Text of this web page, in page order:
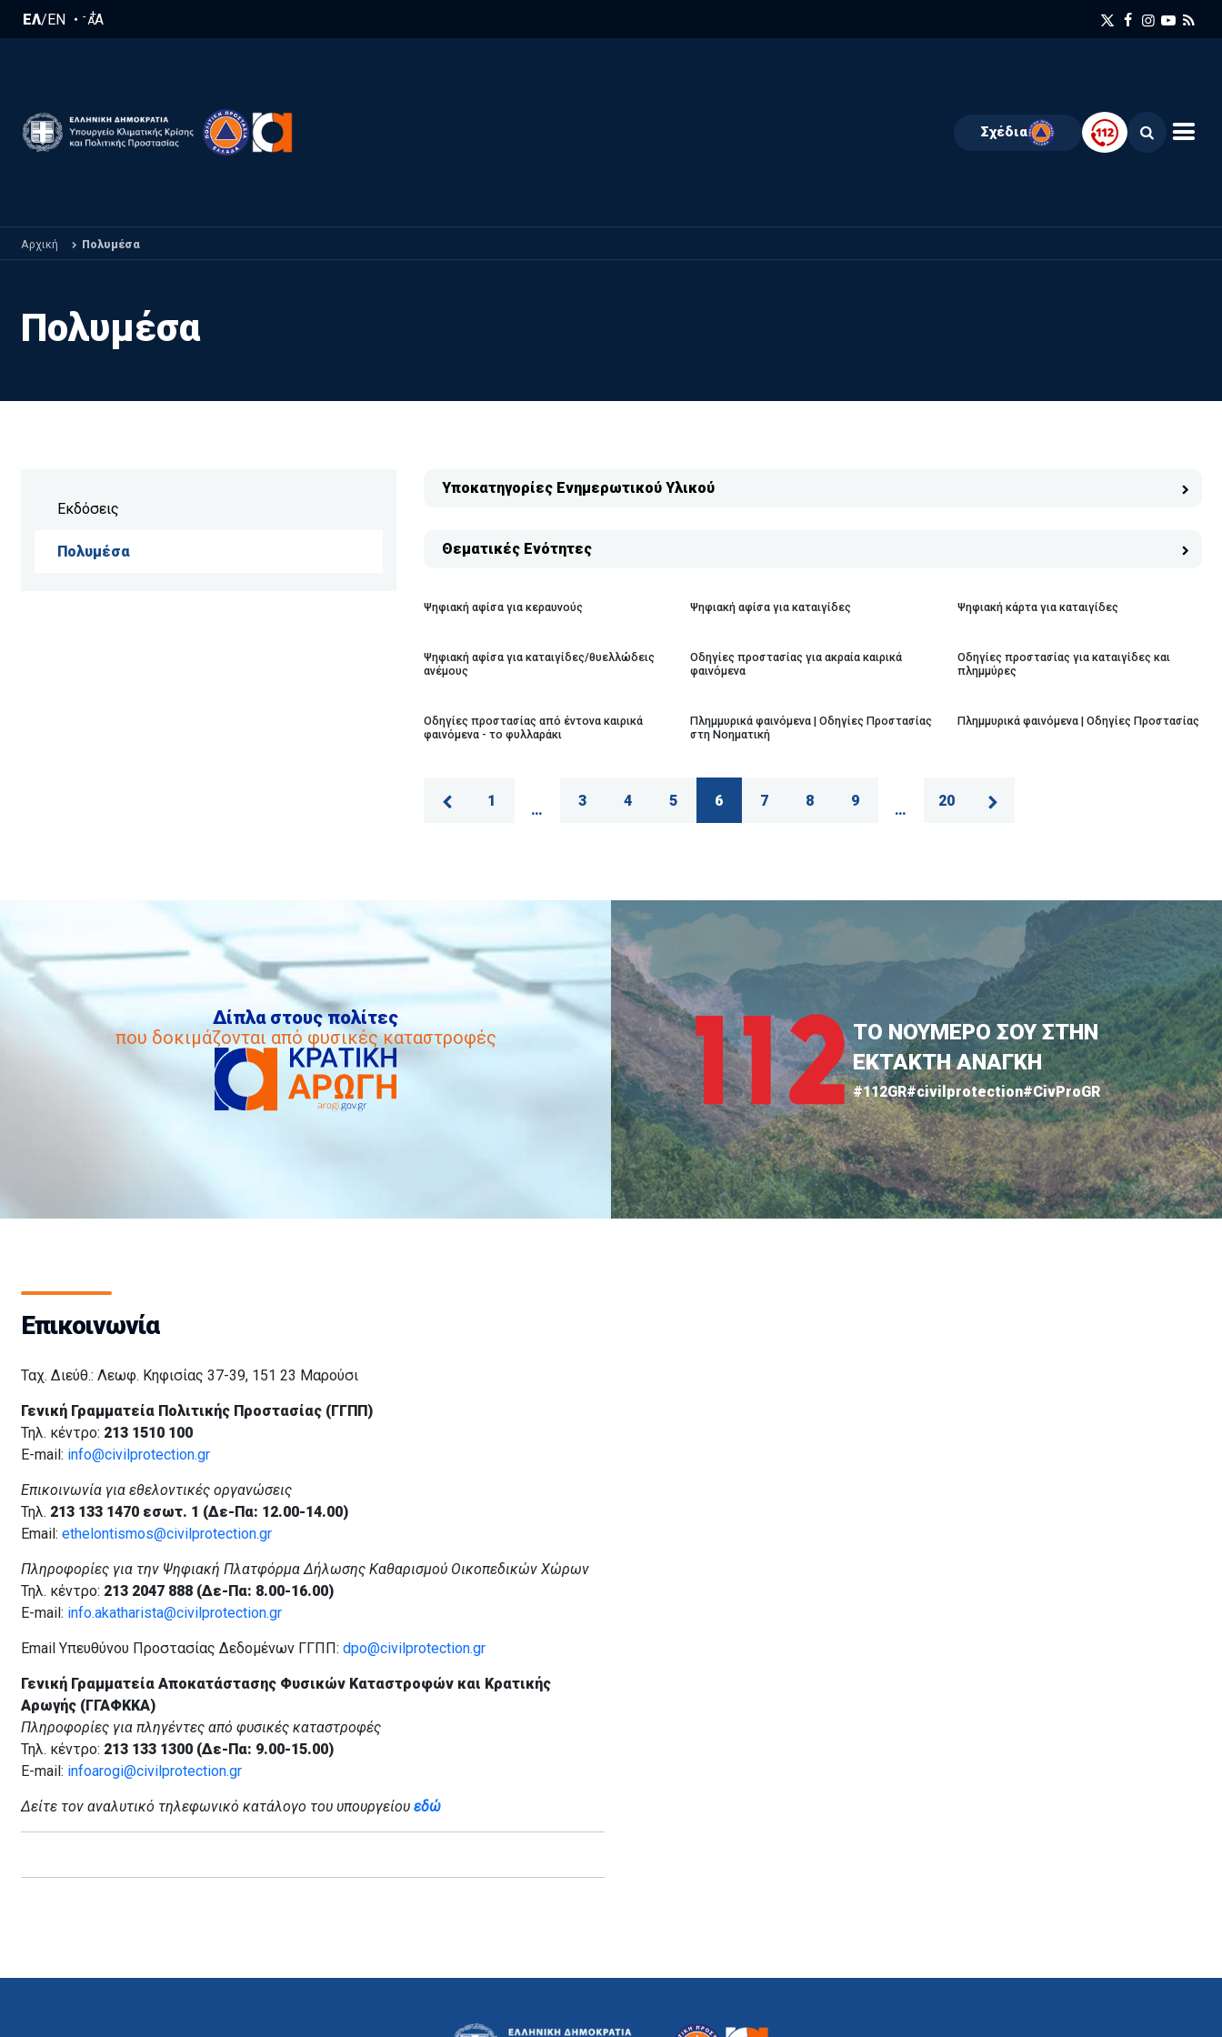
Παράκαμψη προς το κυρίως περιεχόμενο
ΕΛ/EN -A+A
Σχέδια
Αρχική Πολυμέσα
Πολυμέσα
Εκδόσεις
Πολυμέσα
Υποκατηγορίες Ενημερωτικού Υλικού
Θεματικές Ενότητες
Ψηφιακή αφίσα για κεραυνούς Ψηφιακή αφίσα για καταιγίδες Ψηφιακή κάρτα για καταιγίδες
Ψηφιακή αφίσα για καταιγίδες/θυελλώδεις
ανέμους
Οδηγίες προστασίας για ακραία καιρικά
φαινόμενα
Οδηγίες προστασίας για καταιγίδες και
πλημμύρες
Οδηγίες προστασίας από έντονα καιρικά
φαινόμενα - το φυλλαράκι
Πλημμυρικά φαινόμενα | Οδηγίες Προστασίας
στη Νοηματική
Πλημμυρικά φαινόμενα | Οδηγίες Προστασίας
1
…
3 4 5 6 7 8 9
…
20
Δίπλα στους πολίτες
που δοκιμάζονται από φυσικές καταστροφές
ΤΟ ΝΟΥΜΕΡΟ ΣΟΥ ΣΤΗΝ
ΕΚΤΑΚΤΗ ΑΝΑΓΚΗ
#112GR#civilprotection#CivProGR
Επικοινωνία
Ταχ. Διεύθ.: Λεωφ. Κηφισίας 37-39, 151 23 Μαρούσι
Γενική Γραμματεία Πολιτικής Προστασίας (ΓΓΠΠ)
Τηλ. κέντρο: 213 1510 100
E-mail: info@civilprotection.gr
Επικοινωνία για εθελοντικές οργανώσεις
Τηλ. 213 133 1470 εσωτ. 1 (Δε-Πα: 12.00-14.00)
Email: ethelontismos@civilprotection.gr
Πληροφορίες για την Ψηφιακή Πλατφόρμα Δήλωσης Καθαρισμού Οικοπεδικών Χώρων
Τηλ. κέντρο: 213 2047 888 (Δε-Πα: 8.00-16.00)
E-mail: info.akatharista@civilprotection.gr
Email Υπευθύνου Προστασίας Δεδομένων ΓΓΠΠ: dpo@civilprotection.gr
Γενική Γραμματεία Αποκατάστασης Φυσικών Καταστροφών και Κρατικής
Αρωγής (ΓΓΑΦΚΚΑ)
Πληροφορίες για πληγέντες από φυσικές καταστροφές
Τηλ. κέντρο: 213 133 1300 (Δε-Πα: 9.00-15.00)
E-mail: infoarogi@civilprotection.gr
Δείτε τον αναλυτικό τηλεφωνικό κατάλογο του υπουργείου εδώ